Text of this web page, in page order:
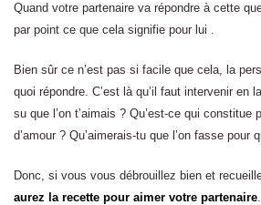
Quand votre partenaire va répondre à cette
par point ce que cela signifie pour lui .
Bien sûr ce n’est pas si facile que cela, la
quoi répondre. C’est là qu’il faut intervenir en
su que l’on t’aimais ? Qu’est-ce qui constitue
d’amour ? Qu’aimerais-tu que l’on fasse pour
Donc, si vous vous débrouillez bien et
aurez la recette pour aimer votre partenaire